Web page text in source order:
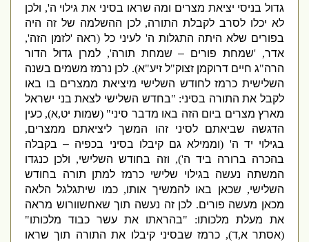
גדול בניסי יציאת מצרים ומה שראו בסיני את גילוי ה ',ולכן
לא יכלו לסרב לקבלת התורה,לכן ההשלמה של זה היה
בפורים שלא היתה התגלות ה 'לעיני כל(ראה'לזמן הזה',
אדר, 'שמחת פורים – שמחת תורה',למרן גדול הדור
הרה"ג חיים דרוקמן זצוק"ל זיע"א).לכן נרמז משמים בשנה
השלישית כרמז לחודש השלישי מיציאת ממצרים בו באו
לקבל את התורה בסיני: "בחדש השלישי לצאת בני ישראל
מארץ מצרים ביום הזה באו מדבר סיני" (שמות יט ,א),כעין
הדגשה שביאתם לסיני זהו המשך ליציאתם ממצרים,
בגילוי יד ה ' (וממילא גם קיבלו בסיני בכפיה – בקבלה
בהכרה ברורה ביד ה '),וזה בחודש השלישי,ולכן כנגדו
המשתה נעשה בגילוי שלישי כרמז למתן תורה בחודש
השלישי,שכאן באו להמשיך אותו,כמו שיתגלגל הלאה
מכאן מעשה פורים.לכן זה נעשה תוך שאחשוורוש מראה
את מעלת מלכותו: " בהראתו את עשר כבוד מלכותו"
אסתר א ד),כרמז שבסיני קיבלו את התורה תוך שראו